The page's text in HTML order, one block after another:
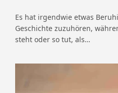
Es hat irgendwie etwas
Geschichte zuzuhören,
steht oder so tut, als…